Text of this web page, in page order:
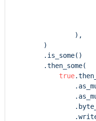
                ),
        )
        .is_some()
        .then_some(
true